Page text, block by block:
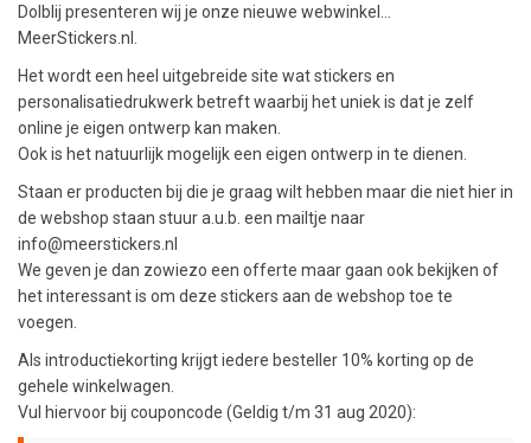
Dolblij presenteren wij je onze nieuwe webwinkel…
MeerStickers.nl.
Het wordt een heel uitgebreide site wat stickers en
personalisatiedrukwerk betreft waarbij het uniek is dat je zelf
online je eigen ontwerp kan maken.
Ook is het natuurlijk mogelijk een eigen ontwerp in te dienen.
Staan er producten bij die je graag wilt hebben maar die niet hier in
de webshop staan stuur a.u.b. een mailtje naar
info@meerstickers.nl
We geven je dan zowiezo een offerte maar gaan ook bekijken of
het interessant is om deze stickers aan de webshop toe te
voegen.
Als introductiekorting krijgt iedere besteller 10% korting op de
gehele winkelwagen.
Vul hiervoor bij couponcode (Geldig t/m 31 aug 2020):